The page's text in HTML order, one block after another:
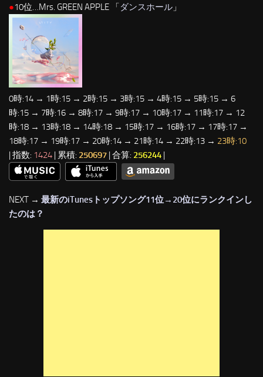
●10位…Mrs. GREEN APPLE 「ダンスホール 」
0時:14 → 1時:15 → 2時:15 → 3時:15 → 4時:15 → 5時:15 → 6
時:15 → 7時:16 → 8時:17 → 9時:17 → 10時:17 → 11時:17 → 12
時:18 → 13時:18 → 14時:18 → 15時:17 → 16時:17 → 17時:17 →
18時:17 → 19時:17 → 20時:14 → 21時:14 → 22時:13 → 23時:10
| 指数: 1424 | 累積: 250697 | 合算: 256244 |
NEXT → 最新のiTunesトップソング11位→20位にランクインし
たのは？